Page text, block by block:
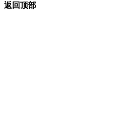
返回顶部